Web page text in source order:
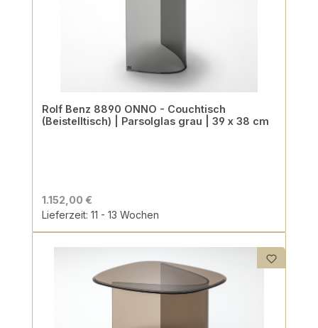
Rolf Benz 8890 ONNO - Couchtisch
(Beistelltisch) | Parsolglas grau | 39 x 38 cm
1.152,00 €
Lieferzeit: 11 - 13 Wochen